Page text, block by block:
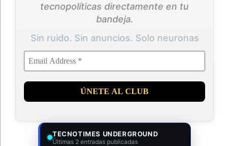
tecnopolíticas directamente en tu
bandeja.
Sin ruido. Sin anuncios. Solo neuronas
TECNOTIMES UNDERGROUND
Últimas 2 entradas publicadas